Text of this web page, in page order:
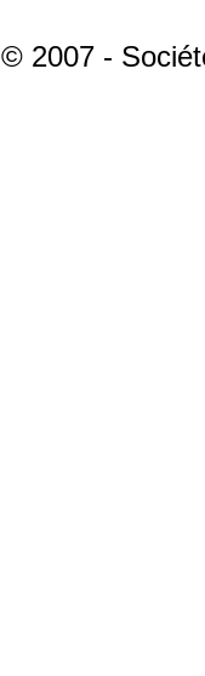
© 2007 -